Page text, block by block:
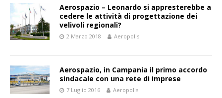
Aerospazio – Leonardo si appresterebbe a
cedere le attività di progettazione dei
velivoli regionali?
2 Marzo 2018 Aeropolis
Aerospazio, in Campania il primo accordo
sindacale con una rete di imprese
7 Luglio 2016 Aeropolis